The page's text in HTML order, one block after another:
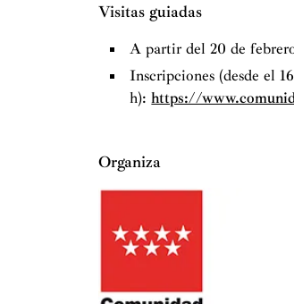
Visitas guiadas
A partir del 20 de
Inscripciones (desde el
h):https://
Organiza